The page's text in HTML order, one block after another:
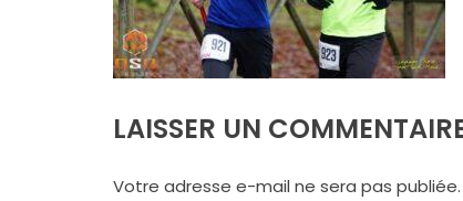
LAISSER UN
Votre adresse e-mail ne sera pas publiée.